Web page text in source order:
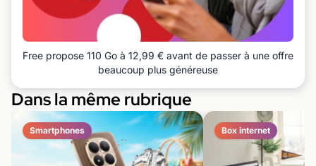
Free propose 110 Go à 12,99 € avant de passer à une offre
beaucoup plus généreuse
Dans la même rubrique
Smartphones Box internet